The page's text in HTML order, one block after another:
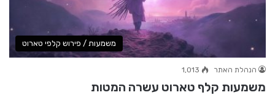
משמעות / פירוש קלפי טארוט
הנהלת האתר 1,013
משמעות קלף טארוט עשרה המטות